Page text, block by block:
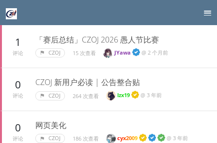
1
评论
「赛后总结」CZOJ 2026 愚人节比赛
CZOJ 15 次查看 JYawa @ 2 个月前
0
评论
CZOJ 新用户必读 | 公告整合贴
CZOJ 264 次查看 lzx19 @ 3 年前
0
评论
网页美化
CZOJ 186 次查看 cyx2009 @ 3 年前